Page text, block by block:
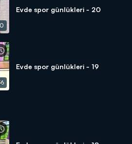
Evde spor günlükleri - 20
Evde spor günlükleri - 19